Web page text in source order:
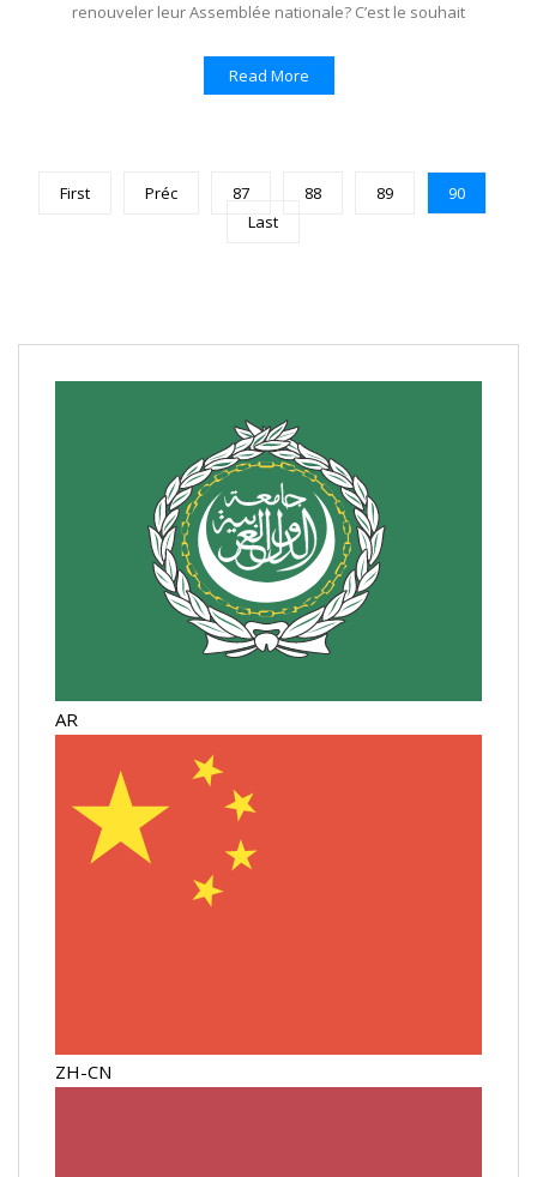
renouveler leur Assemblée nationale? C’est le souhait
Read More
First Préc 87 88 89
90
Last
AR
ZH-CN